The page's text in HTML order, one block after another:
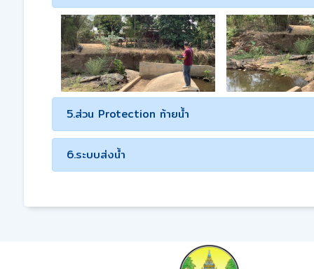
5.ส่วน Protection ท้ายน้ำ
6.ระบบส่งน้ำ